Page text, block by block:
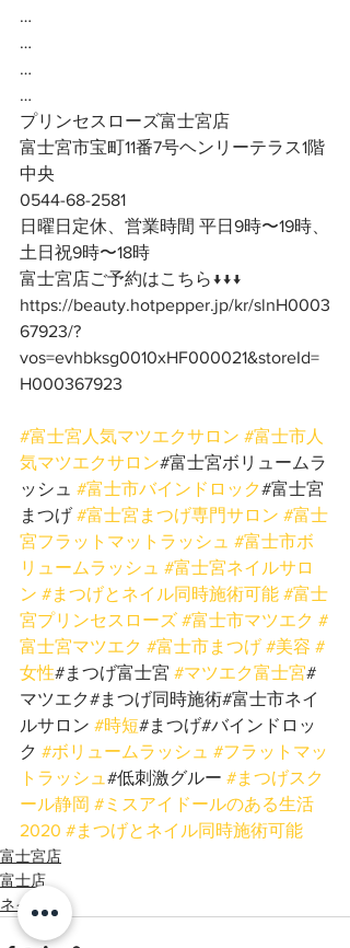
…
…
…
…
プリンセスローズ富士宮店
富士宮市宝町11番7号ヘンリーテラス1階
中央
0544-68-2581
日曜日定休、営業時間 平日9時〜19時、
土日祝9時〜18時
富士宮店ご予約はこちら↓↓↓
https://beauty.hotpepper.jp/kr/slnH0003
67923/?
vos=evhbksg0010xHF000021&storeId=
H000367923
#富士宮人気マツエクサロン #富士市人
気マツエクサロン#富士宮ボリュームラ
ッシュ #富士市バインドロック#富士宮
まつげ #富士宮まつげ専門サロン #富士
宮フラットマットラッシュ #富士市ボ
リュームラッシュ #富士宮ネイルサロ
ン #まつげとネイル同時施術可能 #富士
宮プリンセスローズ #富士市マツエク #
富士宮マツエク #富士市まつげ #美容 #
女性#まつげ富士宮 #マツエク富士宮#
マツエク#まつげ同時施術#富士市ネイ
ルサロン #時短#まつげ#バインドロッ
ク #ボリュームラッシュ #フラットマッ
トラッシュ #低刺激グルー #まつげスク
ール静岡 #ミスアイドールのある生活
2020 #まつげとネイル同時施術可能
富士宮店
富士店
ネイル